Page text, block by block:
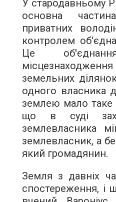
У стародавньому
основна
приватних
контролем
Це
земельних
одного власника
землею мало таке
що в суді
землевласника
землевласник, а
який громадянин.
Земля з давніх
спостереження, і